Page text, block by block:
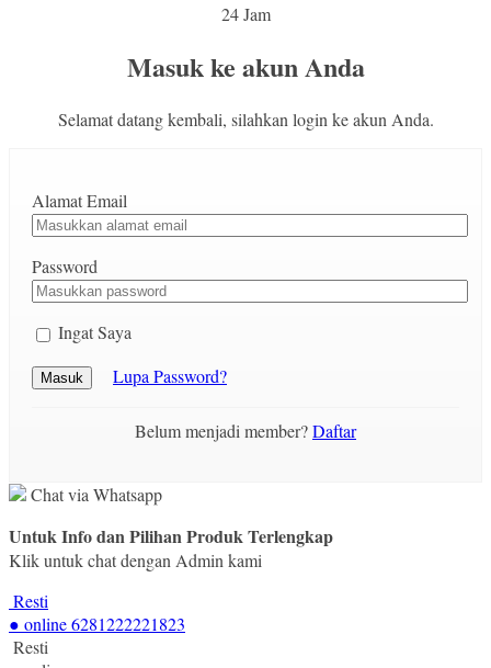
24 Jam
Masuk ke akun Anda
Selamat datang kembali, silahkan login ke akun Anda.
Alamat Email
Password
Ingat Saya
Masuk Lupa Password?
Belum menjadi member?Daftar
Chat via Whatsapp
Untuk Info dan Pilihan Produk Terlengkap
Klik untuk chat dengan Admin kami
Resti
● online6281222221823
Resti